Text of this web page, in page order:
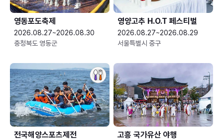
영동포도축제
2026.08.27~2026.08.30
충청북도 영동군
영양고추 H.O.T 페스티벌
2026.08.27~2026.08.29
서울특별시 중구
전국해양스포츠제전 고흥 국가유산 야행